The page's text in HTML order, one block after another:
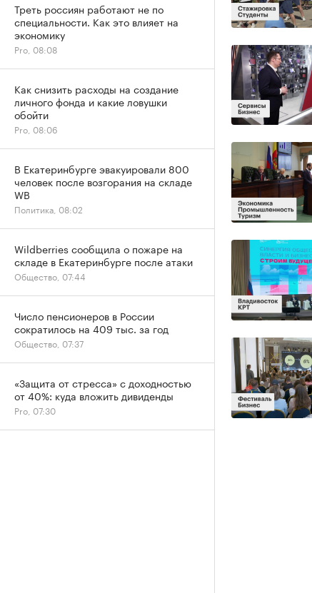
Треть россиян работают не по
специальности. Как это влияет на
экономику
Pro, 08:08
Как снизить расходы на создание
личного фонда и какие ловушки
обойти
Pro, 08:06
В Екатеринбурге эвакуировали 800
человек после возгорания на складе
WB
Политика, 08:02
Wildberries сообщила о пожаре на
складе в Екатеринбурге после атаки
Общество, 07:44
Число пенсионеров в России
сократилось на 409 тыс. за год
Общество, 07:37
«Защита от стресса» с доходностью
от 40%: куда вложить дивиденды
Pro, 07:30